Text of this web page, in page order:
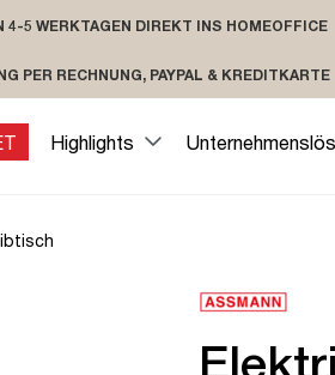
4-5 WERKTAGEN DIREKT INS HOMEOFFICE
PER DHL ODER SPEDITION
PER RECHNUNG, PAYPAL & KREDITKARTE
ÜBERTRAGUNG
Highlights